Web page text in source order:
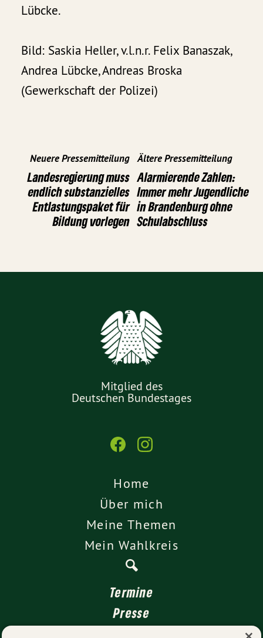
Lübcke.
Bild: Saskia Heller, v.l.n.r. Felix Banaszak,
Andrea Lübcke, Andreas Broska
(Gewerkschaft der Polizei)
Neuere Pressemitteilung
Landesregierung muss
endlich substanzielles
Entlastungspaket für
Bildung vorlegen
Ältere Pressemitteilung
Alarmierende Zahlen:
Immer mehr Jugendliche
in Brandenburg ohne
Schulabschluss
Mitglied des
Deutschen Bundestages
Home
Über mich
Meine Themen
Mein Wahlkreis
Termine
Presse